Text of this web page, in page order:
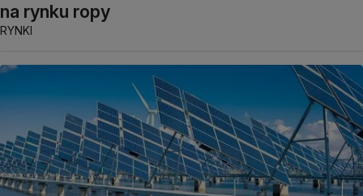
na rynku ropy
RYNKI